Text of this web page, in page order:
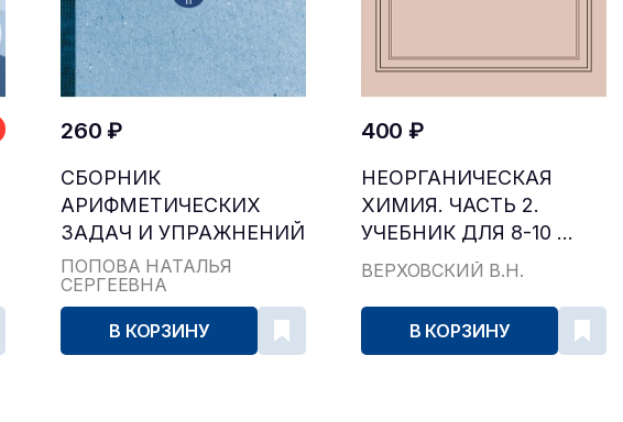
260 ₽
СБОРНИК
АРИФМЕТИЧЕСКИХ
ЗАДАЧ И УПРАЖНЕНИЙ
ДЛЯ НА...
ПОПОВА НАТАЛЬЯ
СЕРГЕЕВНА
В КОРЗИНУ
400 ₽
НЕОРГАНИЧЕСКАЯ
ХИМИЯ. ЧАСТЬ 2.
УЧЕБНИК ДЛЯ 8-10 ...
ВЕРХОВСКИЙ В.Н.
В КОРЗИНУ